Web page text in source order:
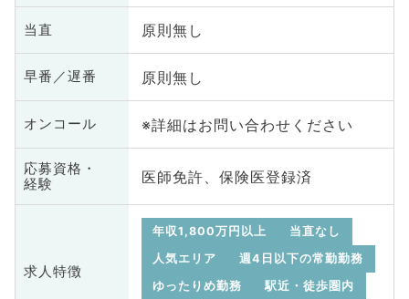
当直 原則無し
早番／遅番 原則無し
オンコール ※詳細はお問い合わせください
応募資格・
経験
医師免許、保険医登録済
求人特徴
年収1,800万円以上
当直なし
人気エリア
週4日以下の常勤勤務
ゆったりめ勤務
駅近・徒歩圏内